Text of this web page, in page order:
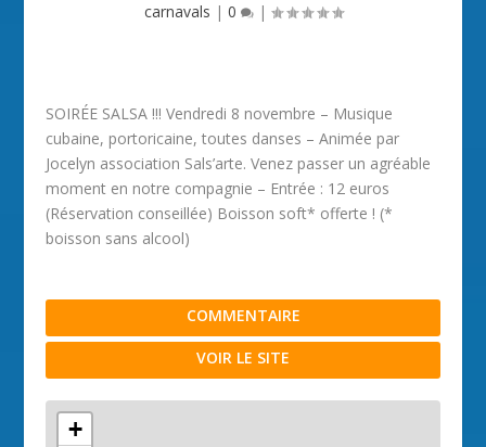
carnavals | 0 |
SOIRÉE SALSA !!! Vendredi 8 novembre – Musique
cubaine, portoricaine, toutes danses – Animée par
Jocelyn association Sals’arte. Venez passer un agréable
moment en notre compagnie – Entrée : 12 euros
(Réservation conseillée) Boisson soft* offerte ! (*
boisson sans alcool)
COMMENTAIRE
VOIR LE SITE
+